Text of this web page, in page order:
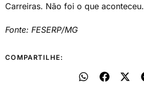
Carreiras. Não foi o que aconteceu.
Fonte: FESERP/MG
COMPARTILHE: